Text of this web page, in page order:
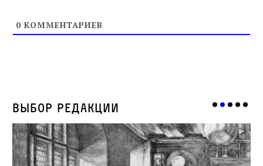
0 КОММЕНТАРИЕВ
Выбор редакции